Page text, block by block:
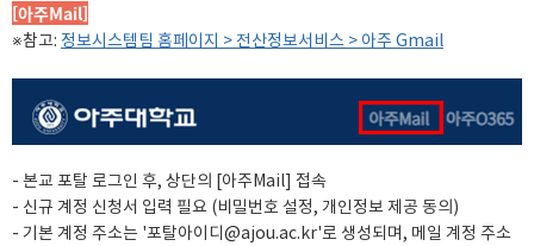
[아주Mail]
※참고: 정보시스템팀 홈페이지 > 전산정보서비스 > 아주 Gmail
- 본교 포탈 로그인 후, 상단의 [아주Mail] 접속
- 신규 계정 신청서 입력 필요 (비밀번호 설정, 개인정보 제공 동의)
- 기본 계정 주소는 '포탈아이디@ajou.ac.kr'로 생성되며, 메일 계정 주소